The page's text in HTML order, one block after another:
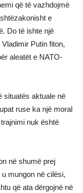
që të vazhdojmë
e
Do të ishte një
Putin fiton,
aleatët e NATO-
situatës aktuale në
ruse ka një moral
nuk është
në shumë prej
mungon në cilësi,
që ata dërgojnë në